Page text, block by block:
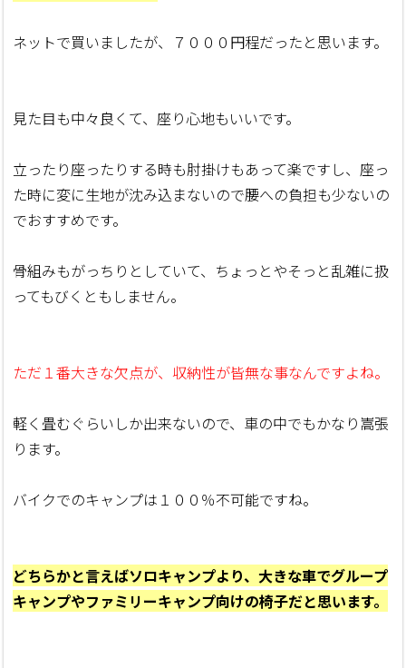
ネットで買いましたが、７０００円程だったと思います。
見た目も中々良くて、座り心地もいいです。
立ったり座ったりする時も肘掛けもあって楽ですし、座っ
た時に変に生地が沈み込まないので腰への負担も少ないの
でおすすめです。
骨組みもがっちりとしていて、ちょっとやそっと乱雑に扱
ってもびくともしません。
ただ１番大きな欠点が、収納性が皆無な事なんですよね。
軽く畳むぐらいしか出来ないので、車の中でもかなり嵩張
ります。
バイクでのキャンプは１００％不可能ですね。
どちらかと言えばソロキャンプより、大きな車でグループ
キャンプやファミリーキャンプ向けの椅子だと思います。